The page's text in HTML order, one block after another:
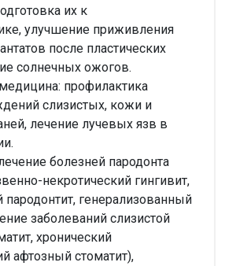
их к
улучшение приживления
после пластических
солнечных ожогов.
профилактика
слизистых, кожи и
лечение лучевых язв в
болезней пародонта
некротический гингивит,
генерализованный
заболеваний слизистой
хронический
афтозный стоматит),